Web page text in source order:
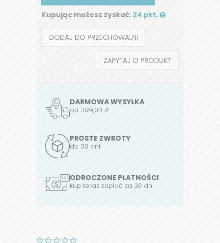
Kupując możesz zyskać: 24 pkt.
DODAJ DO PRZECHOWALNI
ZAPYTAJ O PRODUKT
DARMOWA WYSYŁKA
od 399,00 zł
PROSTE ZWROTY
do 30 dni
ODROCZONE PŁATNOŚCI
kup teraz zapłać za 30 dni